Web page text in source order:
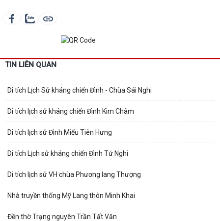
TIN LIÊN QUAN
Di tích Lịch Sử kháng chiến Đình - Chùa Sái Nghi
Di tích lịch sử kháng chiến Đình Kim Châm
Di tích lịch sử Đình Miếu Tiên Hưng
Di tích Lịch sử kháng chiến Đình Tứ Nghi
Di tích lịch sử VH chùa Phương lang Thượng
Nhà truyền thống Mỹ Lang thôn Minh Khai
Đền thờ Trạng nguyên Trần Tất Văn